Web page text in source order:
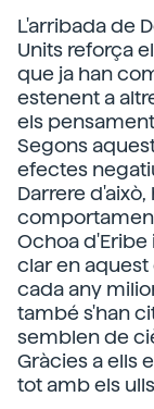
L'arribada de
Units reforça
que ja han
estenent a
els
Segons
efectes
Darrere
Ochoa d'Eribe
clar en
cada any
també s'han
semblen de
Gràcies a ells
tot amb els